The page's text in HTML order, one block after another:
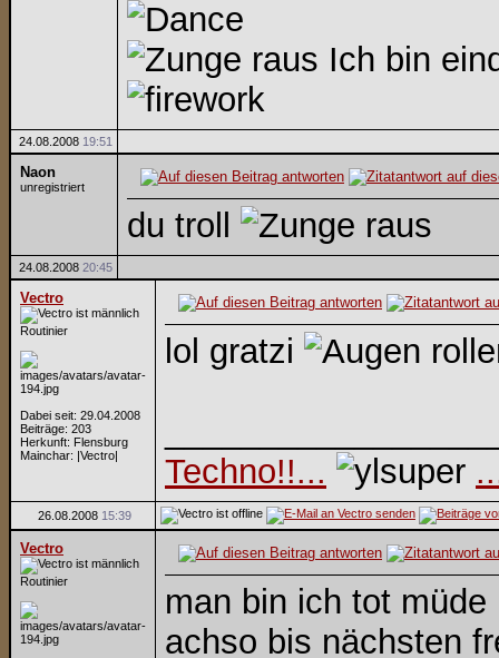
Ich bin
24.08.2008 19:51
Naon
unregistriert
du troll
24.08.2008 20:45
Vectro
Routinier
Dabei seit: 29.04.2008
Beiträge: 203
Herkunft: Flensburg
Mainchar: |Vectro|
lol gratzi
Techno!!...
26.08.2008 15:39
Vectro
Routinier
man bin ich tot
achso bis nächsten